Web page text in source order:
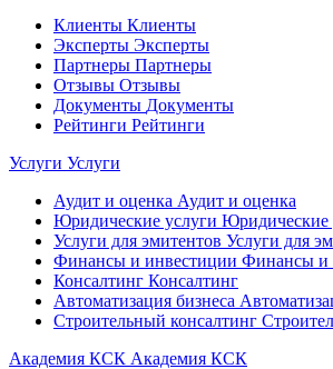
Клиенты Клиенты
Эксперты Эксперты
Партнеры Партнеры
Отзывы Отзывы
Документы Документы
Рейтинги Рейтинги
Услуги Услуги
Аудит и оценка Аудит и оценка
Юридические услуги Юридические
Услуги для эмитентов Услуги для
Финансы и инвестиции Финансы и
Консалтинг Консалтинг
Автоматизация бизнеса
Строительный консалтинг
Академия КСК Академия КСК